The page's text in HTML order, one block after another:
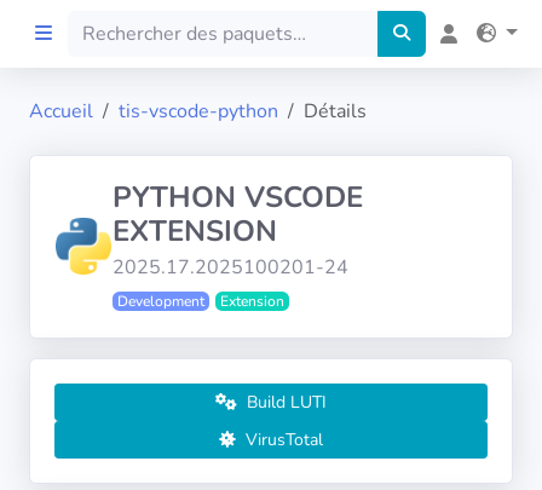
FILTRES
Accueil tis-vscode-python Détails
PYTHON VSCODE
EXTENSION
2025.17.2025100201-24
Development Extension
Build LUTI
VirusTotal